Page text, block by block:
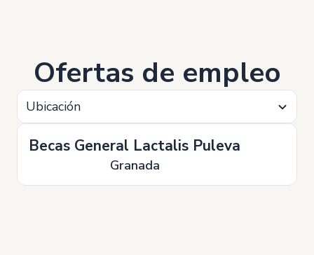
Ofertas de empleo
Ubicación
Becas General Lactalis Puleva
Granada